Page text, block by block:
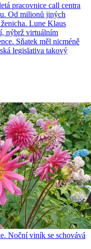
pracovnice call centra
Od milionů jiných
Lune Klaus
nýbrž virtuálním
Sňatek měl nicméně
legislativa takový
Noční viník se schovává